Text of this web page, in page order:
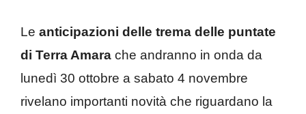
Le anticipazioni delle trema delle puntate
di Terra Amara che andranno in onda da
lunedì 30 ottobre a sabato 4 novembre
rivelano importanti novità che riguardano la